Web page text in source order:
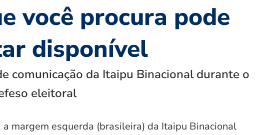
você procura pode
disponível
comunicação da Itaipu Binacional durante o
eleitoral
margem esquerda (brasileira) da Itaipu Binacional